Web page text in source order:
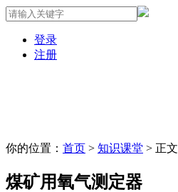
登录
注册
你的位置： 首页 > 知识课堂 > 正文
煤矿用氧气测定器